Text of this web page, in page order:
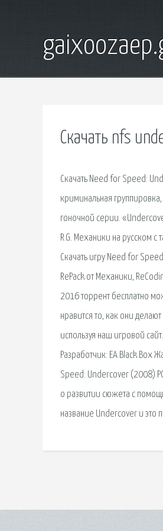
Скачать nfs
Скачать Need for Speed:
криминальная
гоночной серии.
R.G. Механики на русском
Скачать игру Need for
RePack от Механики,
2016 торрент бесплатно
нравится то, как они
используя наш игровой
Разработчик: EA Black Box
Speed: Undercover (2008)
о развитии сюжета с
название Undercover и это